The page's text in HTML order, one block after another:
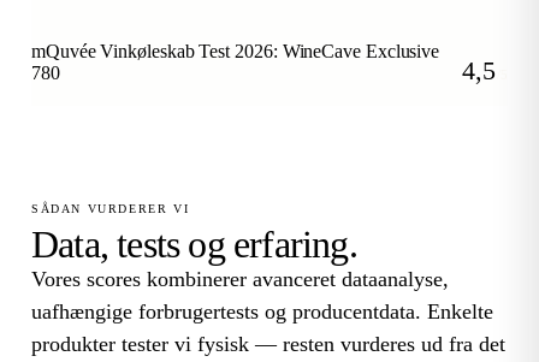
mQuvée Vinkøleskab Test 2026: WineCave Exclusive
780
4,5
SÅDAN VURDERER VI
Data, tests og erfaring.
Vores scores kombinerer avanceret dataanalyse,
uafhængige forbrugertests og producentdata. Enkelte
produkter tester vi fysisk — resten vurderes ud fra det